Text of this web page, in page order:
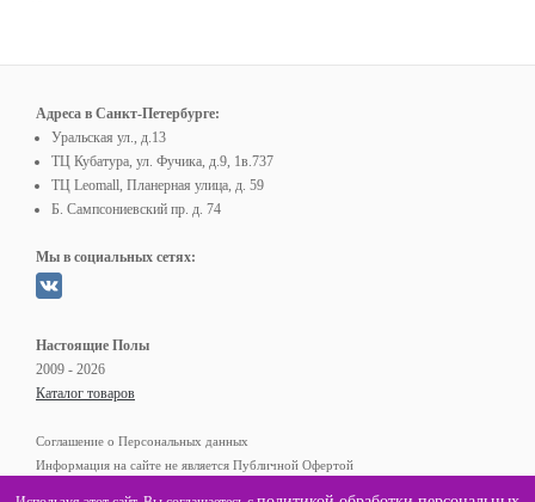
Адреса в Санкт-Петербурге:
Уральская ул., д.13
ТЦ Кубатура, ул. Фучика, д.9, 1в.737
ТЦ Leomall, Планерная улица, д. 59
Б. Сампсониевский пр. д. 74
Мы в социальных сетях:
Настоящие Полы
2009 - 2026
Каталог товаров
Соглашение о Персональных данных
Информация на сайте не является Публичной Офертой